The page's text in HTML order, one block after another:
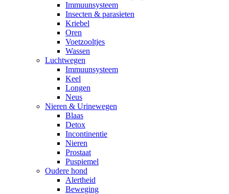
Immuunsysteem
Insecten & parasieten
Kriebel
Oren
Voetzooltjes
Wassen
Luchtwegen
Immuunsysteem
Keel
Longen
Neus
Nieren & Urinewegen
Blaas
Detox
Incontinentie
Nieren
Prostaat
Puspiemel
Oudere hond
Alertheid
Beweging